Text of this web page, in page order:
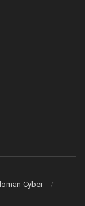
Cyber